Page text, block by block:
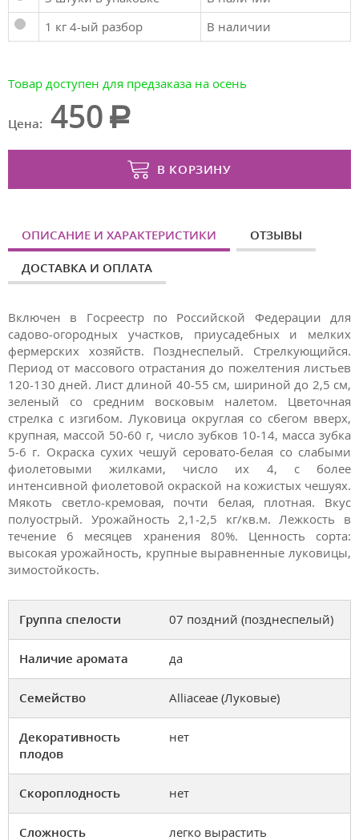
1 кг 4-ый разбор
В наличии
Товар доступен для предзаказа на осень
Цена: 450
В КОРЗИНУ
ОПИСАНИЕ И ХАРАКТЕРИСТИКИ ОТЗЫВЫ
ДОСТАВКА И ОПЛАТА
Включен в Госреестр по Российской Федерации для
садово-огородных участков, приусадебных и мелких
фермерских хозяйств. Позднеспелый. Стрелкующийся.
Период от массового отрастания до пожелтения листьев
120-130 дней. Лист длиной 40-55 см, шириной до 2,5 см,
зеленый со средним восковым налетом. Цветочная
стрелка с изгибом. Луковица округлая со сбегом вверх,
крупная, массой 50-60 г, число зубков 10-14, масса зубка
5-6 г. Окраска сухих чешуй серовато-белая со слабыми
фиолетовыми жилками, число их 4, с более
интенсивной фиолетовой окраской на кожистых чешуях.
Мякоть светло-кремовая, почти белая, плотная. Вкус
полуострый. Урожайность 2,1-2,5 кг/кв.м. Лежкость в
течение 6 месяцев хранения 80%. Ценность сорта:
высокая урожайность, крупные выравненные луковицы,
зимостойкость.
Группа спелости 07 поздний (позднеспелый)
Наличие аромата да
Семейство Alliaceae (Луковые)
Декоративность
плодов
нет
Скороплодность нет
Сложность легко вырастить